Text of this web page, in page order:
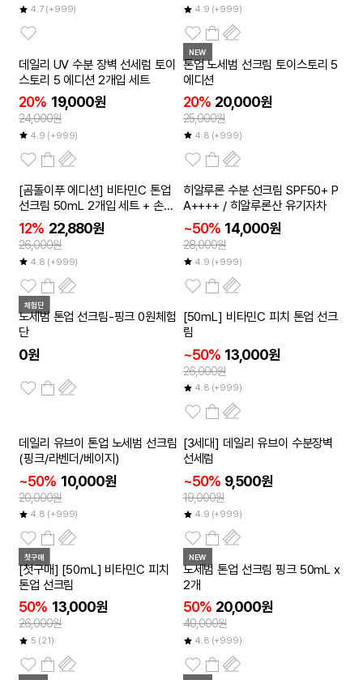
4.7 (+999) 4.9 (+999)
데일리 UV 수분 장벽 선세럼 토이
스토리 5 에디션 2개입 세트
20% 19,000원
24,000원
4.9 (+999)
NEW
톤업 노세범 선크림 토이스토리 5
에디션
20% 20,000원
25,000원
4.8 (+999)
[곰돌이푸 에디션] 비타민C 톤업
선크림 50mL 2개입 세트 + 손거
울 증정
12% 22,880원
26,000원
4.8 (+999)
~50 %
히알루론 수분 선크림 SPF50+ P
A++++ / 히알루론산 유기자차
~50% 14,000원
28,000원
4.9 (+999)
체험단
노세범 톤업 선크림-핑크 0원체험
단
0원
~50%
[50mL] 비타민C 피치 톤업 선크
림
~50% 13,000원
26,000원
4.8 (+999)
~50%
데일리 유브이 톤업 노세범 선크림
(핑크/라벤더/베이지)
~50% 10,000원
20,000원
4.8 (+999)
~50%
[3세대] 데일리 유브이 수분장벽
선세럼
~50% 9,500원
19,000원
4.9 (+999)
첫구매
[첫구매] [50mL] 비타민C 피치
톤업 선크림
50% 13,000원
26,000원
5 (21)
NEW
50
노세범 톤업 선크림 핑크 50mL x
2개
50% 20,000원
40,000원
4.8 (+999)